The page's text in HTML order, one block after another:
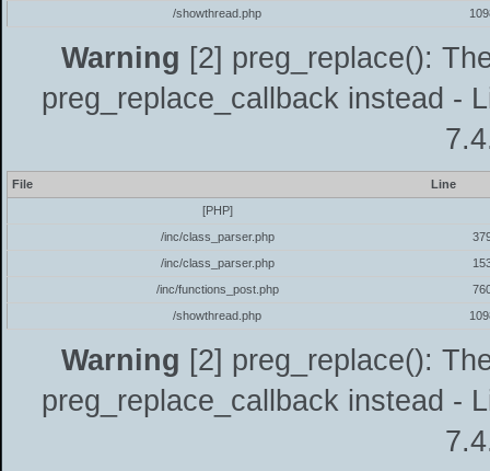
/showthread.php
Warning [2] preg_replace():
preg_replace_callback instead -
File
Line
[PHP]
/inc/class_parser.php
/inc/class_parser.php
/inc/functions_post.php
/showthread.php
Warning [2] preg_replace():
preg_replace_callback instead -